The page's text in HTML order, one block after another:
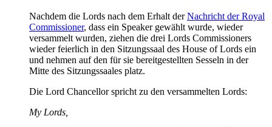
Nachdem die Lords nach dem Erhalt derNachricht der Royal
Commissioner, dass ein Speaker gewählt wurde, wieder
versammelt wurden, ziehen die drei Lords Commissioners
wieder feierlich in den Sitzungssaal des House of Lords ein
und nehmen auf den für sie bereitgestellten Sesseln in der
Mitte des Sitzungssaales platz.
Die Lord Chancellor spricht zu den versammelten Lords:
My Lords,